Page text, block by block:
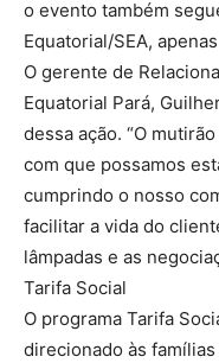
o evento também
Equatorial/SEA,
O gerente de
Equatorial Pará,
dessa ação. “O
com que possamos
cumprindo o nosso
facilitar a vida do
lâmpadas e as
Tarifa Social
O programa Tarifa
direcionado às